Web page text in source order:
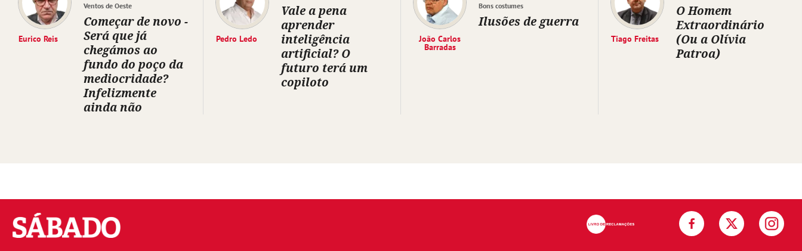
Eurico Reis
Ventos de Oeste
Começar de novo -
Será que já
chegámos ao
fundo do poço da
mediocridade?
Infelizmente
ainda não
Pedro Ledo
Vale a pena
aprender
inteligência
artificial? O
futuro terá um
copiloto
João Carlos
Barradas
Bons costumes
Ilusões de guerra
Tiago Freitas
O Homem
Extraordinário
(Ou a Olívia
Patroa)
Sábado